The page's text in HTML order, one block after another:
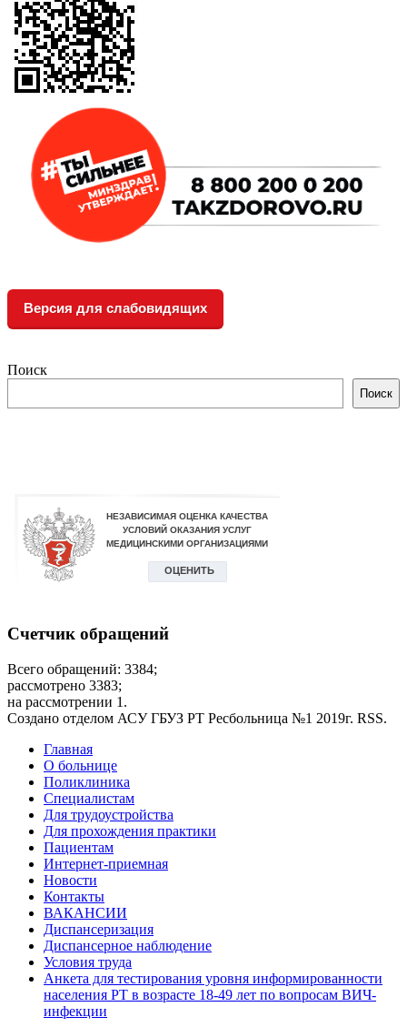
Версия для слабовидящих
Поиск
Поиск
Счетчик обращений
Всего обращений: 3384;
рассмотрено 3383;
на рассмотрении 1.
Создано отделом АСУ ГБУЗ РТ Ресбольница №1 2019г. RSS.
Дополнительное
меню
Главная
О больнице
Поликлиника
Специалистам
Для трудоустройства
Для прохождения практики
Пациентам
Интернет-приемная
Новости
Контакты
ВАКАНСИИ
Диспансеризация
Диспансерное наблюдение
Условия труда
Анкета для тестирования уровня информированности
населения РТ в возрасте 18-49 лет по вопросам ВИЧ-
инфекции